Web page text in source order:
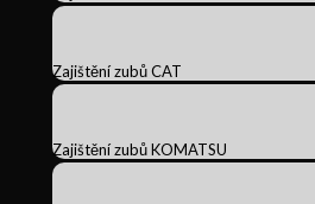
Zajištění zubů CAT
Zajištění zubů KOMATSU